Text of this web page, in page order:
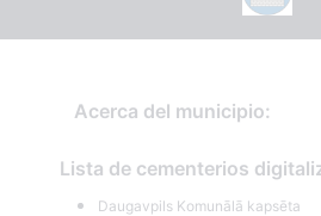
Lista de cementerios
Daugavpils Komunālā kapsēta
Acerca del municipio: